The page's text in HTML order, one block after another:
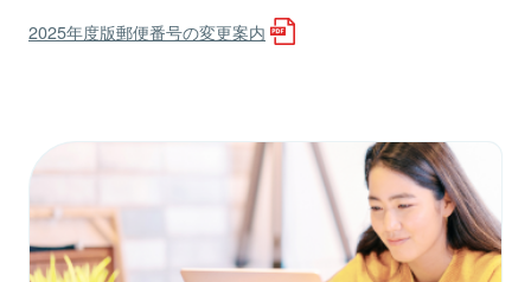
2025年度版郵便番号の変更案内